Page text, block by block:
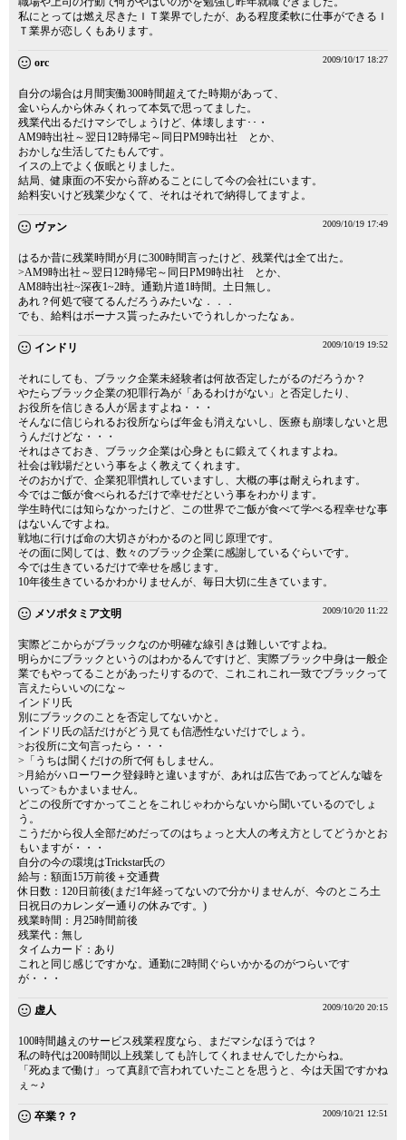
私にとっては燃え尽きたＩＴ業界でしたが、ある程度柔軟に仕事ができるＩ
Ｔ業界が恋しくもあります。
orc 2009/10/17 18:27
自分の場合は月間実働300時間超えてた時期があって、
金いらんから休みくれって本気で思ってました。
残業代出るだけマシでしょうけど、体壊します･･・
AM9時出社～翌日12時帰宅～同日PM9時出社 とか、
おかしな生活してたもんです。
イスの上でよく仮眠とりました。
結局、健康面の不安から辞めることにして今の会社にいます。
給料安いけど残業少なくて、それはそれで納得してますよ。
ヴァン 2009/10/19 17:49
はるか昔に残業時間が月に300時間言ったけど、残業代は全て出た。
>AM9時出社～翌日12時帰宅～同日PM9時出社 とか、
AM8時出社~深夜1~2時。通勤片道1時間。土日無し。
あれ？何処で寝てるんだろうみたいな．．．
でも、給料はボーナス貰ったみたいでうれしかったなぁ。
インドリ 2009/10/19 19:52
それにしても、ブラック企業未経験者は何故否定したがるのだろうか？
やたらブラック企業の犯罪行為が「あるわけがない」と否定したり、
お役所を信じきる人が居ますよね・・・
そんなに信じられるお役所ならば年金も消えないし、医療も崩壊しないと思
うんだけどな・・・
それはさておき、ブラック企業は心身ともに鍛えてくれますよね。
社会は戦場だという事をよく教えてくれます。
そのおかげで、企業犯罪慣れしていますし、大概の事は耐えられます。
今ではご飯が食べられるだけで幸せだという事をわかります。
学生時代には知らなかったけど、この世界でご飯が食べて学べる程幸せな事
はないんですよね。
戦地に行けば命の大切さがわかるのと同じ原理です。
その面に関しては、数々のブラック企業に感謝しているぐらいです。
今では生きているだけで幸せを感じます。
10年後生きているかわかりませんが、毎日大切に生きています。
メソポタミア文明 2009/10/20 11:22
実際どこからがブラックなのか明確な線引きは難しいですよね。
明らかにブラックというのはわかるんですけど、実際ブラック中身は一般企
業でもやってることがあったりするので、これこれこれ一致でブラックって
言えたらいいのにな～
インドリ氏
別にブラックのことを否定してないかと。
インドリ氏の話だけがどう見ても信憑性ないだけでしょう。
>お役所に文句言ったら・・・
>「うちは聞くだけの所で何もしません。
>月給がハローワーク登録時と違いますが、あれは広告であってどんな嘘を
いって>もかまいません。
どこの役所ですかってことをこれじゃわからないから聞いているのでしょ
う。
こうだから役人全部だめだってのはちょっと大人の考え方としてどうかとお
もいますが・・・
自分の今の環境はTrickstar氏の
給与：額面15万前後＋交通費
休日数：120日前後(まだ1年経ってないので分かりませんが、今のところ土
日祝日のカレンダー通りの休みです。)
残業時間：月25時間前後
残業代：無し
タイムカード：あり
これと同じ感じですかな。通勤に2時間ぐらいかかるのがつらいです
が・・・
虚人 2009/10/20 20:15
100時間越えのサービス残業程度なら、まだマシなほうでは？
私の時代は200時間以上残業しても許してくれませんでしたからね。
「死ぬまで働け」って真顔で言われていたことを思うと、今は天国ですかね
ぇ～♪
卒業？？ 2009/10/21 12:51